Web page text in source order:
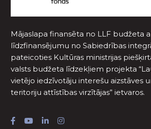
Mājaslapa finansēta no LLF budžeta
līdzfinansējumu no Sabiedrības
pateicoties Kultūras ministrijas
valsts budžeta līdzekļiem projekta
vietējo iedzīvotāju interešu aizstāves
teritoriju attīstības virzītājas” ietvaros.